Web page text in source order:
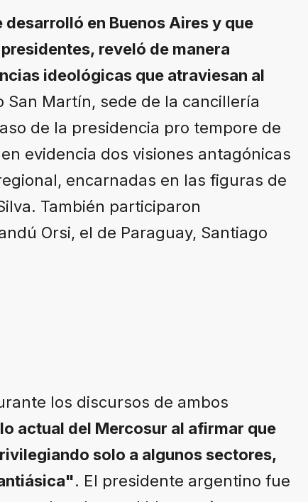
desarrolló en Buenos Aires y que
reveló de manera
ideológicas que atraviesan al
San Martín, sede de la cancillería
de la presidencia pro tempore de
evidencia dos visiones antagónicas
encarnadas en las figuras de
También participaron
Orsi, el de Paraguay, Santiago
los discursos de ambos
actual del Mercosur al afirmar que
solo a algunos sectores,
. El presidente argentino fue